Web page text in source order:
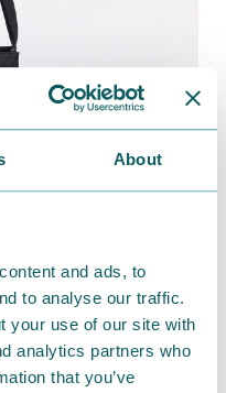
About
and ads, to
to analyse our traffic.
your use of our site with
analytics partners who
that you’ve
推し活など荷物が多
ます。せひ2種そろえ
てくださいね♪